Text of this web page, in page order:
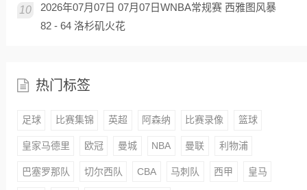
10
2026年07月07日 07月07日WNBA常规赛 西雅图风暴
82 - 64 洛杉矶火花
热门标签
足球 比赛集锦 英超 阿森纳 比赛录像 篮球
皇家马德里 欧冠 曼城 NBA 曼联 利物浦
巴塞罗那队 切尔西队 CBA 马刺队 西甲 皇马